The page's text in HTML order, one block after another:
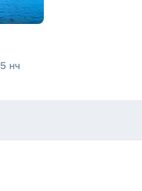
5 нч